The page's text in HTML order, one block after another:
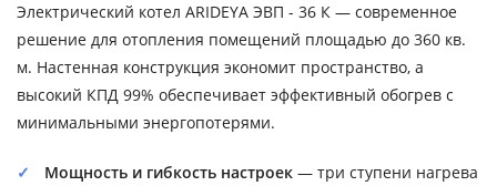
Электрический котел ARIDEYA ЭВП - 36 К — современное
решение для отопления помещений площадью до 360 кв.
м. Настенная конструкция экономит пространство, а
высокий КПД 99% обеспечивает эффективный обогрев с
минимальными энергопотерями.
Мощность и гибкость настроек — три ступени нагрева